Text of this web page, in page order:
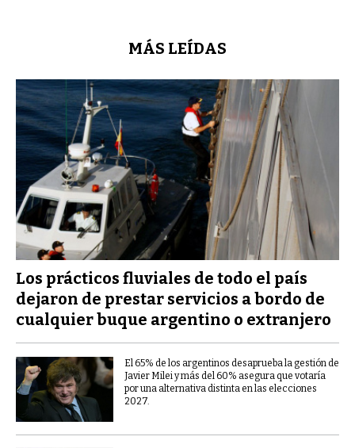
MÁS LEÍDAS
Los prácticos fluviales de todo el país
dejaron de prestar servicios a bordo de
cualquier buque argentino o extranjero
El 65% de los argentinos desaprueba la gestión de
Javier Milei y más del 60% asegura que votaría
por una alternativa distinta en las elecciones
2027.